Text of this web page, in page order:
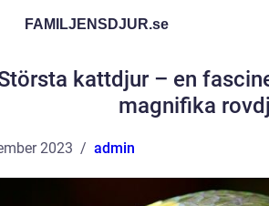
FAMILJENSDJUR.se
kattdjur – en
magnifika
2023 admin